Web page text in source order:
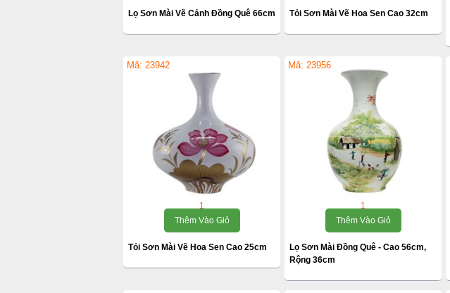
Lọ Sơn Mài Vẽ Cảnh Đồng Quê 66cm Tỏi Sơn Mài Vẽ Hoa Sen Cao 32cm
Mã: 23942
1
Thêm Vào Giỏ
Tỏi Sơn Mài Vẽ Hoa Sen Cao 25cm
Mã: 23956
1
Thêm Vào Giỏ
Lọ Sơn Mài Đồng Quê - Cao 56cm,
Rộng 36cm